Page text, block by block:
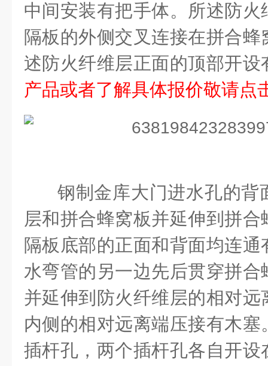
中间安装有把手体。所述防
隔板的外侧交叉连接在拼合
述防火纤维层正面的顶部开设
产品或者了解具体报价敬请
钢制金库大门进水孔的背
层和拼合蜂窝板并延伸到拼
隔板底部的正面和背面均连
水弯管的另一边先后贯穿拼
并延伸到防火纤维层的相对
内侧的相对远离端压接有木
插杆孔，两个插杆孔各自开